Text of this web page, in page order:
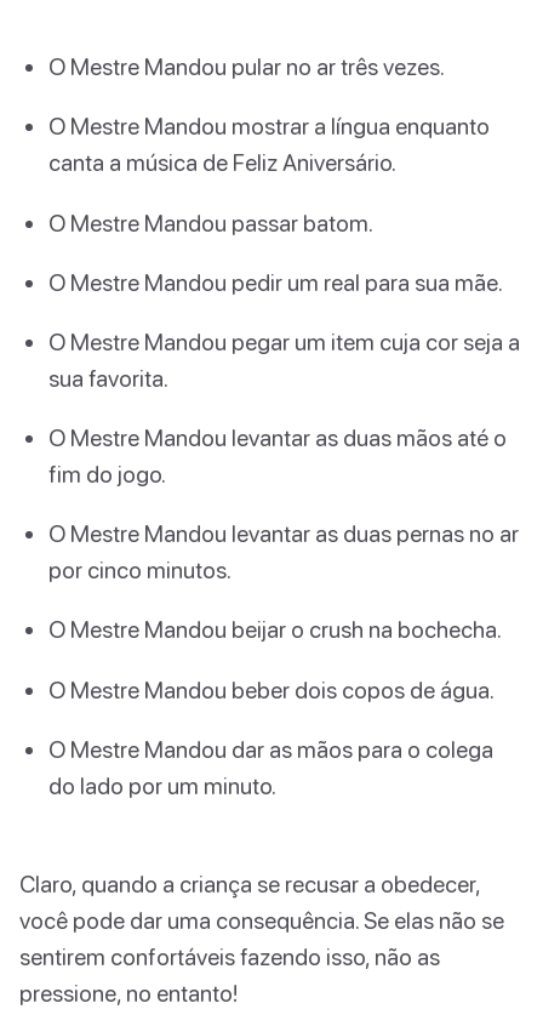
O Mestre Mandou pular no ar três vezes.
O Mestre Mandou mostrar a língua enquanto
canta a música de Feliz Aniversário.
O Mestre Mandou passar batom.
O Mestre Mandou pedir um real para sua mãe.
O Mestre Mandou pegar um item cuja cor seja a
sua favorita.
O Mestre Mandou levantar as duas mãos até o
fim do jogo.
O Mestre Mandou levantar as duas pernas no ar
por cinco minutos.
O Mestre Mandou beijar o crush na bochecha.
O Mestre Mandou beber dois copos de água.
O Mestre Mandou dar as mãos para o colega
do lado por um minuto.
Claro, quando a criança se recusar a obedecer,
você pode dar uma consequência. Se elas não se
sentirem confortáveis fazendo isso, não as
pressione, no entanto!